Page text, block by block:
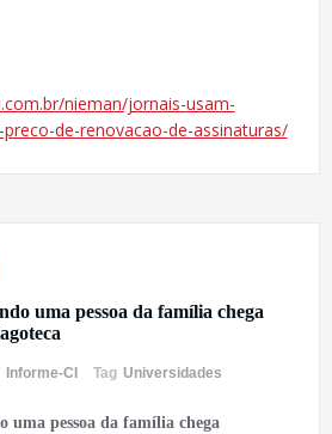
nieman/jornais-usam-
de-renovacao-de-assinaturas/
uma pessoa da família chega
Informe-CI Tag Universidades
uma pessoa da família chega